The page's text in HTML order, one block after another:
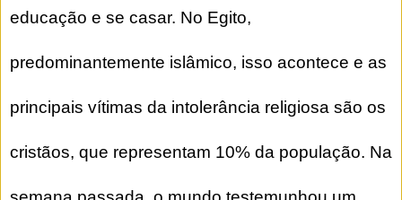
educação e se casar. No Egito,
predominantemente islâmico, isso acontece e as
principais vítimas da intolerância religiosa são os
cristãos, que representam 10% da população. Na